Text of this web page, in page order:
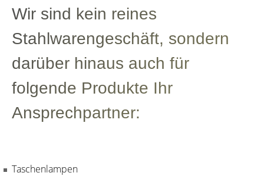
Wir sind kein reines
Stahlwarengeschäft, sondern
darüber hinaus auch für
folgende Produkte Ihr
Ansprechpartner:
Taschenlampen